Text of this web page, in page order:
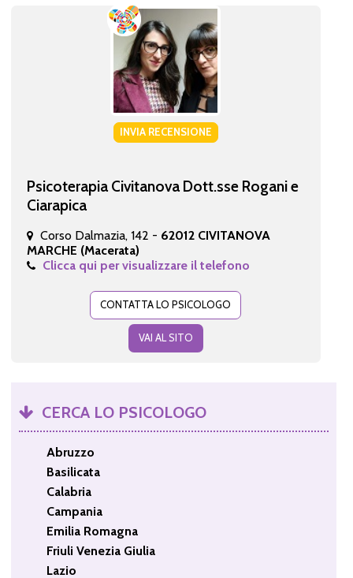
INVIA RECENSIONE
Psicoterapia Civitanova Dott.sse Rogani e
Ciarapica
Corso Dalmazia, 142 - 62012 CIVITANOVA
MARCHE (Macerata)
Clicca qui per visualizzare il telefono
CONTATTA LO PSICOLOGO
VAI AL SITO
CERCA LO PSICOLOGO
Abruzzo
Basilicata
Calabria
Campania
Emilia Romagna
Friuli Venezia Giulia
Lazio